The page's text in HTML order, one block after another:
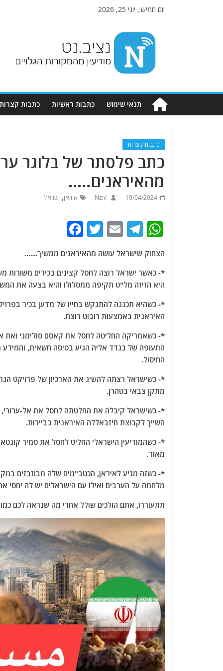
יום חמישי, יוני 25, 2026
Nziv.net
מודיעין
מהמקורות
תנאי שימוש כתבות ראשיות כתבות קצרות
כתבות קצרות
כתב פלסתר של בלוגר
מהאיראנים…..
19/04/2024
Nziv איראן, ישראל
W
at
s
A
p
p
T
el
e
g
ra
m
E
ai
l
T
itt
er
c
e
b
o
o
k
הצחוק שישראל עושה מהאיראנים ממשיך……
*- כאשר ישראל רוצה לחסל קצינים בכירים
היא הזיזה מל"ט תקיפה ממסלולו והיא בצעה את
*- כשהיא תכננה להתנקש בחייו של מדען בכיר
האיראנית באמצעות רובוט רוצח.
*- כשאמריקה החליטה לחסל את קאסם סולימני ואת
התעופה של בגדד אליה הגיע בטיסה חשאית,
החיסול.
*- כשישראל רצתה להשיג את הארכיון של פרויקט
מתקן צבאי בטהרן.
*- כשישראל קיבלה את החלטתה לחסל את אל-
השייך לקבוצת חיזבאללה האיראנית בביירות.
*- כשהמודיעין הישראלי החליט לחסל את סמיר
מאוד.
*- כשזה מגיע לאיראן, הכטב"מים שלה מבוזבזים
מלחמה על הערבים ואילו עם הישראלים יש לה יחסי
תתעוררו, אתם הולכים שולל אחרי מה שנראה לכם